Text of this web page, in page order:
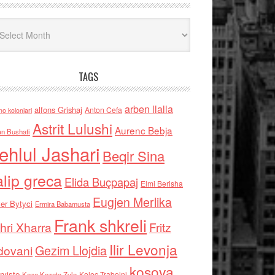
TAGS
kolonjari alfons Grishaj Anton Cefa arben llalla
Bushati Astrit Lulushi Aurenc Bebja
Jashari Beqir Sina
grecaElida Buçpapaj Elmi Berisha
Bytyci Ermira Babamusta Eugjen Merlika
Xharra Frank shkreli Fritz
Gezim Llojdia Ilir Levonja